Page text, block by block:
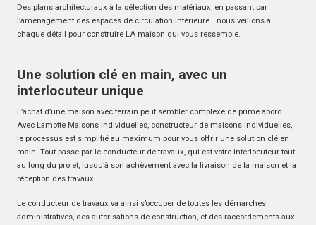
Des plans architecturaux à la sélection des matériaux, en passant par
l’aménagement des espaces de circulation intérieure… nous veillons à
chaque détail pour construire LA maison qui vous ressemble.
Une solution clé en main, avec un
interlocuteur unique
L’achat d’une maison avec terrain peut sembler complexe de prime abord.
Avec Lamotte Maisons Individuelles, constructeur de maisons individuelles,
le processus est simplifié au maximum pour vous offrir une solution clé en
main. Tout passe par le conducteur de travaux, qui est votre interlocuteur tout
au long du projet, jusqu’à son achèvement avec la livraison de la maison et la
réception des travaux.
Le conducteur de travaux va ainsi s’occuper de toutes les démarches
administratives, des autorisations de construction, et des raccordements aux